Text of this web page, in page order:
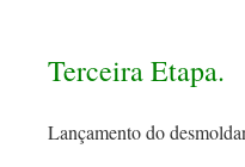
Terceira Etapa.
Lançamento do